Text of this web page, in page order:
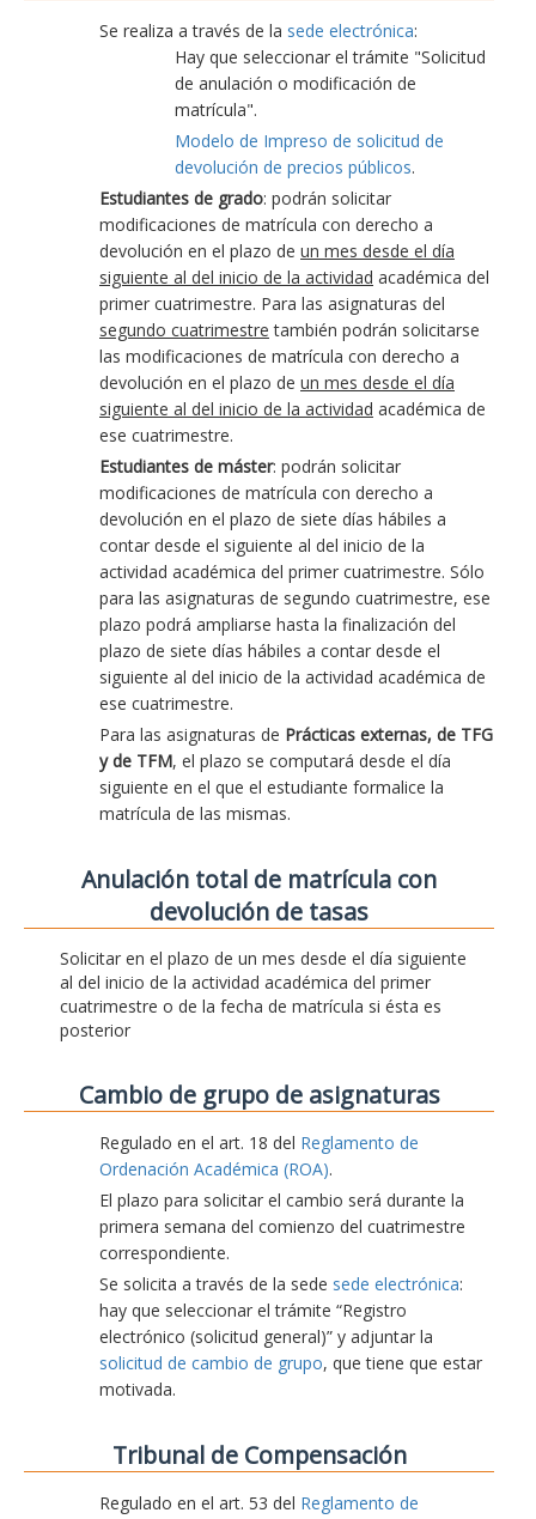
Se realiza a través de la sede electrónica:
Hay que seleccionar el trámite "Solicitud
de anulación o modificación de
matrícula".
Modelo de Impreso de solicitud de
devolución de precios públicos.
Estudiantes de grado: podrán solicitar
modificaciones de matrícula con derecho a
devolución en el plazo de un mes desde el día
siguiente al del inicio de la actividad académica del
primer cuatrimestre. Para las asignaturas del
segundo cuatrimestre también podrán solicitarse
las modificaciones de matrícula con derecho a
devolución en el plazo de un mes desde el día
siguiente al del inicio de la actividad académica de
ese cuatrimestre.
Estudiantes de máster: podrán solicitar
modificaciones de matrícula con derecho a
devolución en el plazo de siete días hábiles a
contar desde el siguiente al del inicio de la
actividad académica del primer cuatrimestre. Sólo
para las asignaturas de segundo cuatrimestre, ese
plazo podrá ampliarse hasta la finalización del
plazo de siete días hábiles a contar desde el
siguiente al del inicio de la actividad académica de
ese cuatrimestre.
Para las asignaturas de Prácticas externas, de TFG
y de TFM, el plazo se computará desde el día
siguiente en el que el estudiante formalice la
matrícula de las mismas.
Anulación total de matrícula con
devolución de tasas
Solicitar en el plazo de un mes desde el día siguiente
al del inicio de la actividad académica del primer
cuatrimestre o de la fecha de matrícula si ésta es
posterior
Cambio de grupo de asignaturas
Regulado en el art. 18 del Reglamento de
Ordenación Académica (ROA).
El plazo para solicitar el cambio será durante la
primera semana del comienzo del cuatrimestre
correspondiente.
Se solicita a través de la sede sede electrónica:
hay que seleccionar el trámite “Registro
electrónico (solicitud general)” y adjuntar la
solicitud de cambio de grupo, que tiene que estar
motivada.
Tribunal de Compensación
Regulado en el art. 53 del Reglamento de